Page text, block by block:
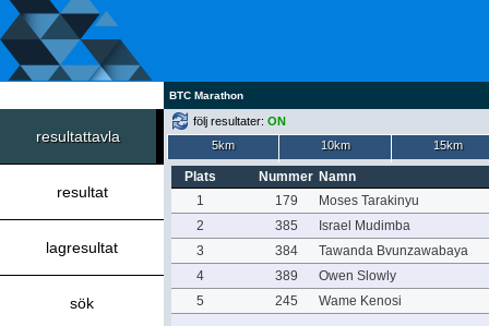
BTC Marathon
resultattavla
resultat
lagresultat
sök
följ resultater: ON
5km
10km 15km
Plats Nummer Namn
1
179
Moses Tarakinyu
2
385
Israel Mudimba
3
384
Tawanda Bvunzawabaya
4
389
Owen Slowly
5
245 Wame Kenosi